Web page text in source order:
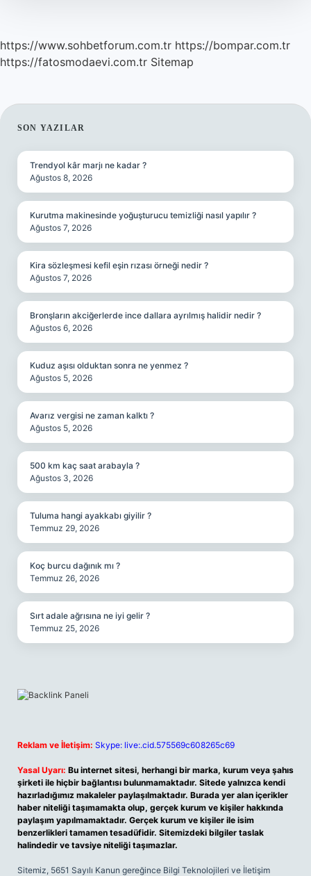
https://www.sohbetforum.com.tr https://bompar.com.tr
https://fatosmodaevi.com.tr Sitemap
SIDEBAR
SON YAZILAR
Trendyol kâr marjı ne kadar ?
Ağustos 8, 2026
Kurutma makinesinde yoğuşturucu temizliği nasıl yapılır ?
Ağustos 7, 2026
Kira sözleşmesi kefil eşin rızası örneği nedir ?
Ağustos 7, 2026
Bronşların akciğerlerde ince dallara ayrılmış halidir nedir ?
Ağustos 6, 2026
Kuduz aşısı olduktan sonra ne yenmez ?
Ağustos 5, 2026
Avarız vergisi ne zaman kalktı ?
Ağustos 5, 2026
500 km kaç saat arabayla ?
Ağustos 3, 2026
Tuluma hangi ayakkabı giyilir ?
Temmuz 29, 2026
Koç burcu dağınık mı ?
Temmuz 26, 2026
Sırt adale ağrısına ne iyi gelir ?
Temmuz 25, 2026
Reklam ve İletişim: Skype: live:.cid.575569c608265c69
Yasal Uyarı: Bu internet sitesi, herhangi bir marka, kurum veya şahıs
şirketi ile hiçbir bağlantısı bulunmamaktadır. Sitede yalnızca kendi
hazırladığımız makaleler paylaşılmaktadır. Burada yer alan içerikler
haber niteliği taşımamakta olup, gerçek kurum ve kişiler hakkında
paylaşım yapılmamaktadır. Gerçek kurum ve kişiler ile isim
benzerlikleri tamamen tesadüfidir. Sitemizdeki bilgiler taslak
halindedir ve tavsiye niteliği taşımazlar.
Sitemiz, 5651 Sayılı Kanun gereğince Bilgi Teknolojileri ve İletişim